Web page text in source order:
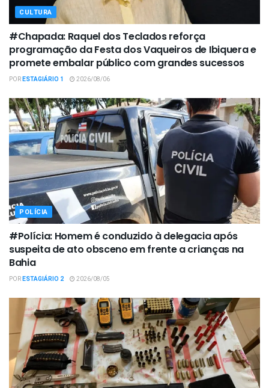
CULTURA
#Chapada: Raquel dos Teclados reforça
programação da Festa dos Vaqueiros de Ibiquera e
promete embalar público com grandes sucessos
PORESTAGIÁRIO 1 2026/08/06
POLÍCIA
#Polícia: Homem é conduzido à delegacia após
suspeita de ato obsceno em frente a crianças na
Bahia
PORESTAGIÁRIO 2 2026/08/05